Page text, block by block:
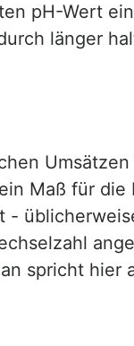
pH-Wert
länger
Maß für
spricht hier